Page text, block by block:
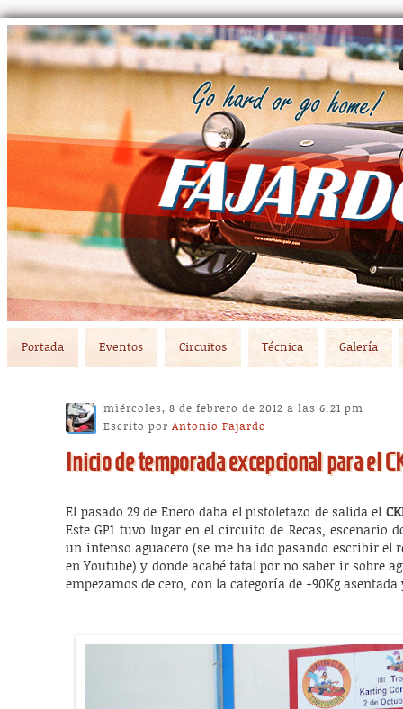
Skip to primary content
Skip to secondary content
Portada Eventos Circuitos Técnica Galería
Inicio de temporada excepcional para el
miércoles, 8 de febrero de 2012 a las 6:21 pm
Escrito porAntonio Fajardo
El pasado 29 de Enero daba el pistoletazo de salida el
Este GP1 tuvo lugar en el circuito de Recas, escenario
un intenso aguacero (se me ha ido pasando escribir el
en Youtube) y donde acabé fatal por no saber ir sobre
empezamos de cero, con la categoría de +90Kg